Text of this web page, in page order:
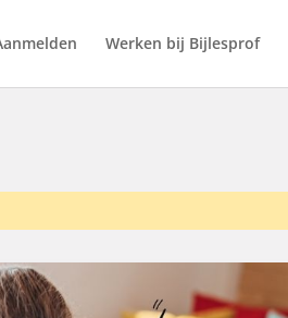
Werken bij Bijlesprof